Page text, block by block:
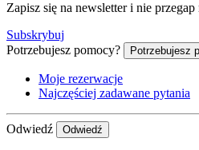
Zapisz się na newsletter i nie
Subskrybuj
Potrzebujesz pomocy?
Potrzebujesz
Moje rezerwacje
Najczęściej zadawane pytania
Odwiedź Odwiedź